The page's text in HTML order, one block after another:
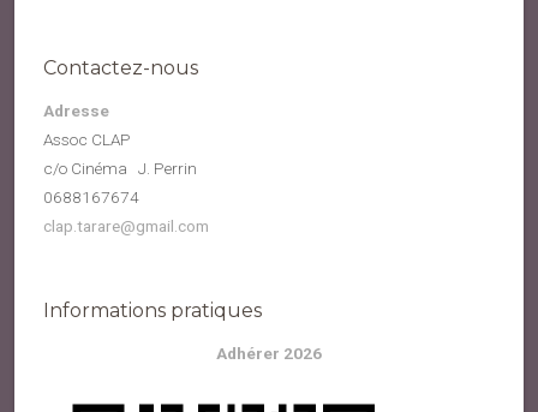
Contactez-nous
Adresse
Assoc CLAP
c/o Cinéma J. Perrin
0688167674
clap.tarare@gmail.com
Informations pratiques
Adhérer 2026